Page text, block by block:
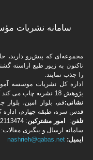
سامانه نشریات
مجموعه‌ای که پیش‌رو
تاکنون به زیور طبع آراسته
را جذب نمایند.
اداره كل نشریات موسسه
پژوهش 18 نشریه چاپ می کند که مورد استقبال مجامع علمی و دانشگاهی می‌باشد.
نشانی:قم، بلوار امین،
قدس سره، طبقه چهارم،
تلفن: امور مشتركین: 32113474
سامانه ارسال و پیگیری
ایمیل:nashrieh@qabas.net